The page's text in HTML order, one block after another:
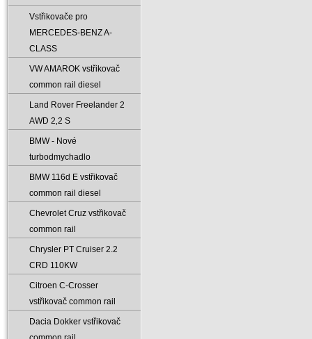
Vstřikovače pro
MERCEDES-BENZ A-
CLASS
VW AMAROK vstřikovač
common rail diesel
Land Rover Freelander 2
AWD 2‚2 S
BMW - Nové
turbodmychadlo
BMW 116d E vstřikovač
common rail diesel
Chevrolet Cruz vstřikovač
common rail
Chrysler PT Cruiser 2.2
CRD 110KW
Citroen C-Crosser
vstřikovač common rail
Dacia Dokker vstřikovač